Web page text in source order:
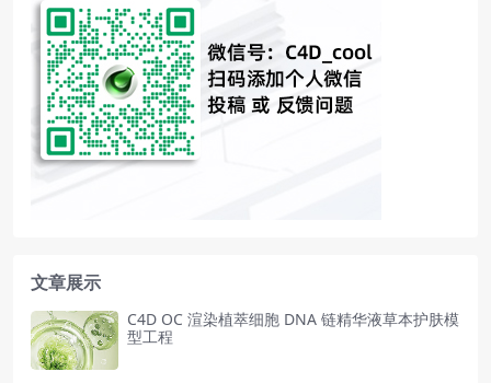
文章展示
C4D OC 渲染植萃细胞 DNA 链精华液草本护肤模
型工程